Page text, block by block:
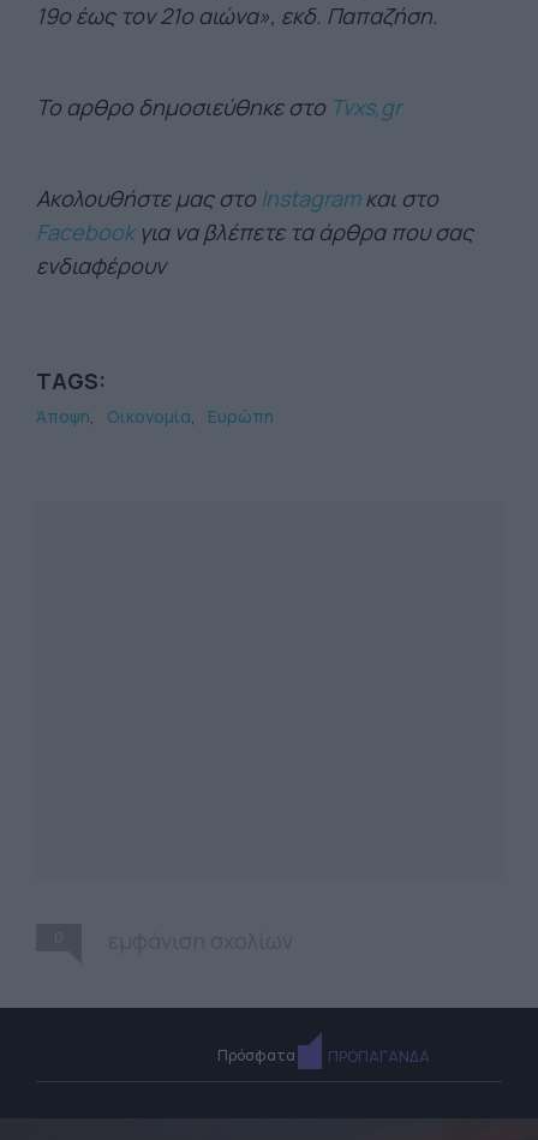
19ο έως τον 21ο αιώνα», εκδ. Παπαζήση.
Το αρθρο δημοσιεύθηκε στο Tvxs,gr
Ακολουθήστε μας στο Instagramκαι στο
Facebookγια να βλέπετε τα άρθρα που σας
ενδιαφέρουν
TAGS:
Άποψη Οικονομία Ευρώπη
Πρόσφατα ΠΡΟΠΑΓΑΝΔΑ